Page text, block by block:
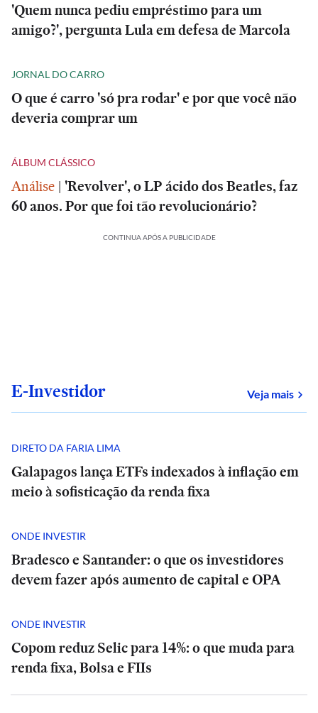
'Quem nunca pediu empréstimo para um
amigo?', pergunta Lula em defesa de Marcola
JORNAL DO CARRO
O que é carro 'só pra rodar' e por que você não
deveria comprar um
ÁLBUM CLÁSSICO
Análise | 'Revolver', o LP ácido dos Beatles, faz
60 anos. Por que foi tão revolucionário?
CONTINUA APÓS A PUBLICIDADE
E-Investidor Veja mais
DIRETO DA FARIA LIMA
Galapagos lança ETFs indexados à inflação em
meio à sofisticação da renda fixa
ONDE INVESTIR
Bradesco e Santander: o que os investidores
devem fazer após aumento de capital e OPA
ONDE INVESTIR
Copom reduz Selic para 14%: o que muda para
renda fixa, Bolsa e FIIs
POLÍTICA